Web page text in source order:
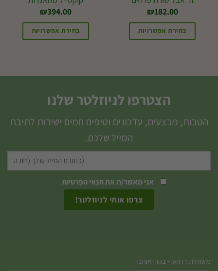
₪182.00
בחירת אפשרויות
₪394.00
בחירת אפשרויות
הצטרפו לניוזלטר שלנו
הטבות, מבצעים, עדכונים וטיפים חמים ישירות לתיבת
המייל שלכם.
אני מאשר/ת אתתנאי הפרטיות
משתלת דרויאן - בקרו אותנו